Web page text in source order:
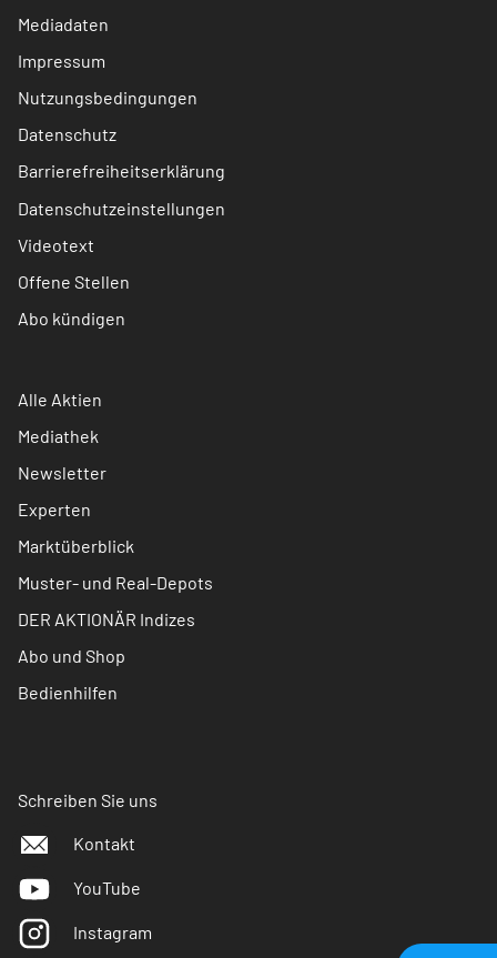
Mediadaten
Impressum
Nutzungsbedingungen
Datenschutz
Barrierefreiheitserklärung
Datenschutzeinstellungen
Videotext
Offene Stellen
Abo kündigen
Alle Aktien
Mediathek
Newsletter
Experten
Marktüberblick
Muster- und Real-Depots
DER AKTIONÄR Indizes
Abo und Shop
Bedienhilfen
Schreiben Sie uns
Kontakt
YouTube
Instagram